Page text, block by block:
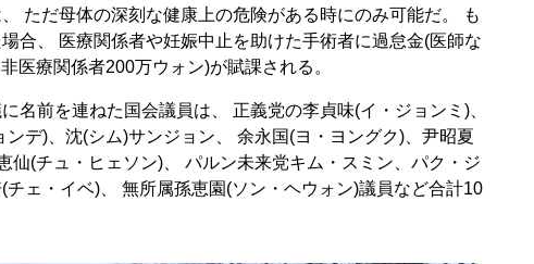
ただ母体の深刻な健康上の危険がある時にのみ可能だ。 も
合、 医療関係者や妊娠中止を助けた手術者に過怠金(医師な
医療関係者200万ウォン)が賦課される。
名前を連ねた国会議員は、 正義党の李貞味(イ・ジョンミ)、
ンデ)、沈(シム)サンジョン、 余永国(ヨ・ヨングク)、尹昭夏
仙(チュ・ヒェソン)、 パルン未来党キム・スミン、パク・ジ
チェ・イベ)、 無所属孫恵園(ソン・ヘウォン)議員など合計10